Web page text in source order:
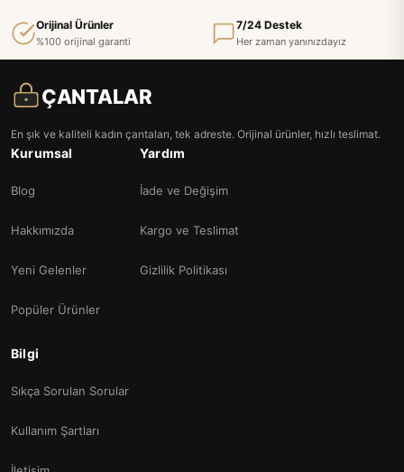
Orijinal Ürünler
%100 orijinal garanti
7/24 Destek
Her zaman yanınızdayız
ÇANTALAR
En şık ve kaliteli kadın çantaları, tek adreste. Orijinal ürünler, hızlı teslimat.
Kurumsal
Blog
Hakkımızda
Yeni Gelenler
Popüler Ürünler
Yardım
İade ve Değişim
Kargo ve Teslimat
Gizlilik Politikası
Bilgi
Sıkça Sorulan Sorular
Kullanım Şartları